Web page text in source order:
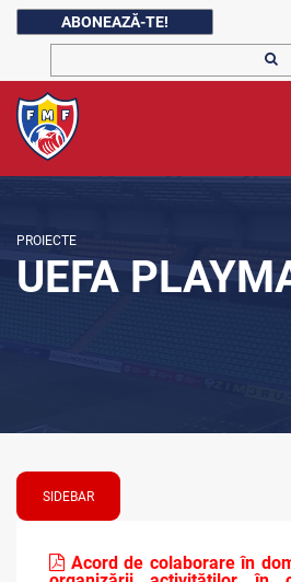
ABONEAZĂ-TE!
PROIECTE
UEFA
SIDEBAR
Acord de colaborare în